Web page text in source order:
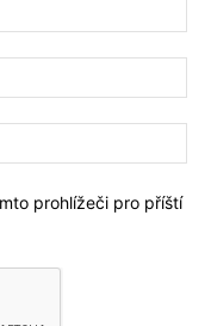
prohlížeči pro příští